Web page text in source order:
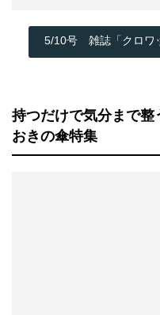
5/10号 雑誌「クロワ
持つだけで気分まで
おきの傘特集